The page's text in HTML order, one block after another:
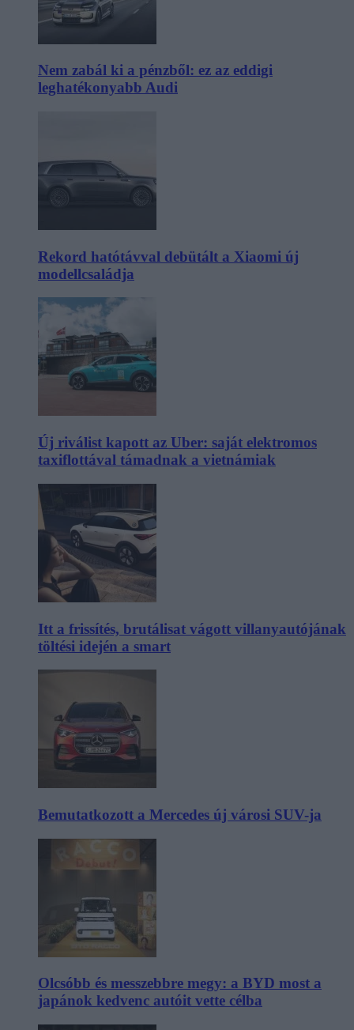
Nem zabál ki a pénzből: ez az eddigi
leghatékonyabb Audi
Rekord hatótávval debütált a Xiaomi új
modellcsaládja
Új riválist kapott az Uber: saját elektromos
taxiflottával támadnak a vietnámiak
Itt a frissítés, brutálisat vágott villanyautójának
töltési idején a smart
Bemutatkozott a Mercedes új városi SUV-ja
Olcsóbb és messzebbre megy: a BYD most a
japánok kedvenc autóit vette célba